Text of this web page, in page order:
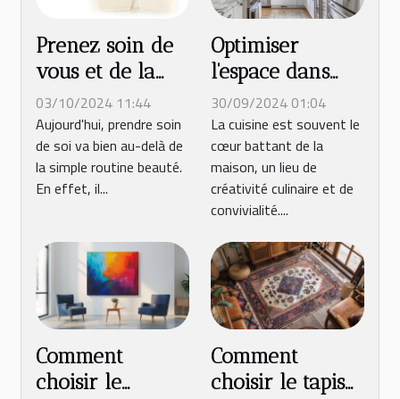
Prenez soin de
vous et de la
planète avec des
accessoires de
salle de bain en
bambou !
03/10/2024 11:44
Aujourd'hui, prendre soin
de soi va bien au-delà de
la simple routine beauté.
En effet, il...
Optimiser
l'espace dans
une petite
cuisine :
techniques et
conseils
30/09/2024 01:04
La cuisine est souvent le
cœur battant de la
maison, un lieu de
créativité culinaire et de
convivialité....
Comment
choisir le
Comment
choisir le tapis